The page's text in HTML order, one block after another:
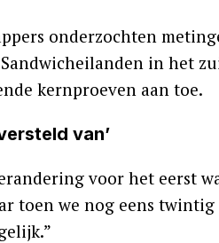
onderzochten
in het
kernproeven aan toe.
van’
voor het eerst
toen we nog eens